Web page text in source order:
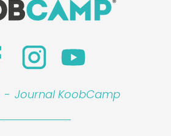
- Journal KoobCamp